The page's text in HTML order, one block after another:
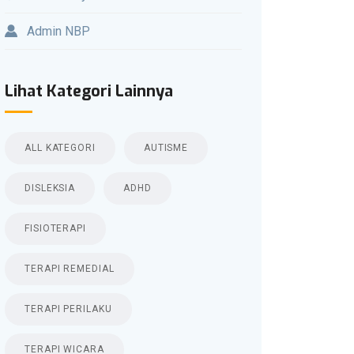
Admin NBP
Lihat Kategori Lainnya
ALL KATEGORI AUTISME
DISLEKSIA ADHD
FISIOTERAPI
TERAPI REMEDIAL
TERAPI PERILAKU
TERAPI WICARA